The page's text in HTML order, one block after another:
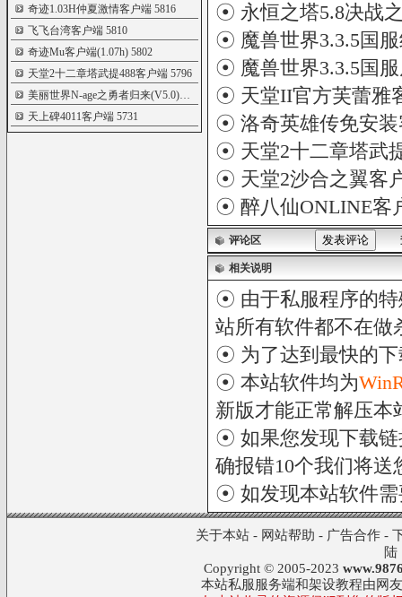
奇迹1.03H仲夏激情客户端5816
飞飞台湾客户端5810
奇迹Mu客户端(1.07h)5802
天堂2十二章塔武提488客户端5796
美丽世界N-age之勇者归来(V5.0)最新客户端
5780
天上碑4011客户端5731
☉ 永恒之塔5.8决战
☉ 魔兽世界3.3.5国
☉ 魔兽世界3.3.5国
☉ 天堂II官方芙蕾雅
☉ 洛奇英雄传免安
☉ 天堂2十二章塔武
☉ 天堂2沙合之翼客
☉ 醉八仙ONLINE客
评论区
相关说明
☉ 由于私服程序的特
站所有软件都不在做
☉ 为了达到最快的
☉ 本站软件均为
新版才能正常解压本
☉ 如果您发现下载链
确报错10个我们将送
☉ 如发现本站软件
关于本站- 网站帮助 - 广告合作-
陆
Copyright © 2005-2023
本站私服服务端和架设教程由网